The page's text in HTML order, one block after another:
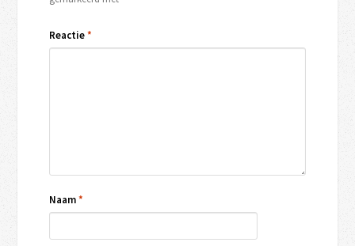
Reactie*
Naam*